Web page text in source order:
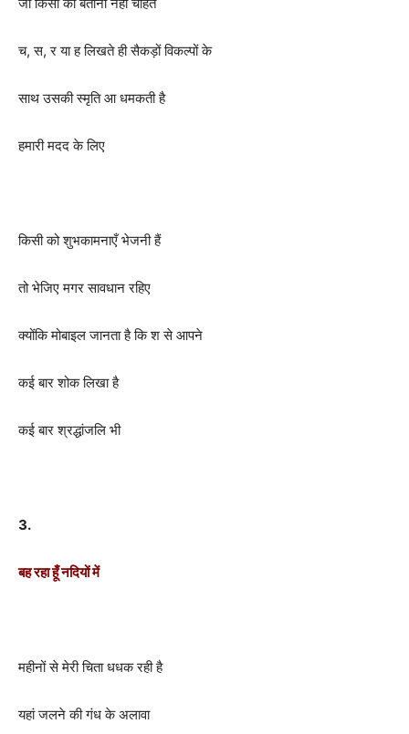
च, स, र या ह लिखते ही सैकड़ों विकल्पों के
साथ उसकी स्मृति आ धमकती है
हमारी मदद के लिए
किसी को शुभकामनाएँ भेजनी हैं
तो भेजिए मगर सावधान रहिए
क्योंकि मोबाइल जानता है कि श से आपने
कई बार शोक लिखा है
कई बार श्रद्धांजलि भी
3.
बह रहा हूँ नदियों में
महीनों से मेरी चिता धधक रही है
यहां जलने की गंध के अलावा